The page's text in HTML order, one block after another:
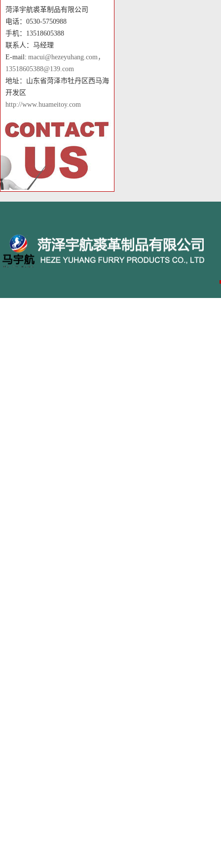
菏泽宇航裘革制品有限公司
电话：0530-5750988
手机：13518605388
联系人：马经理
E-mail: macui@hezeyuhang.com，
13518605388@139.com
地址：山东省菏泽市牡丹区西马海
开发区
http://www.huameitoy.com